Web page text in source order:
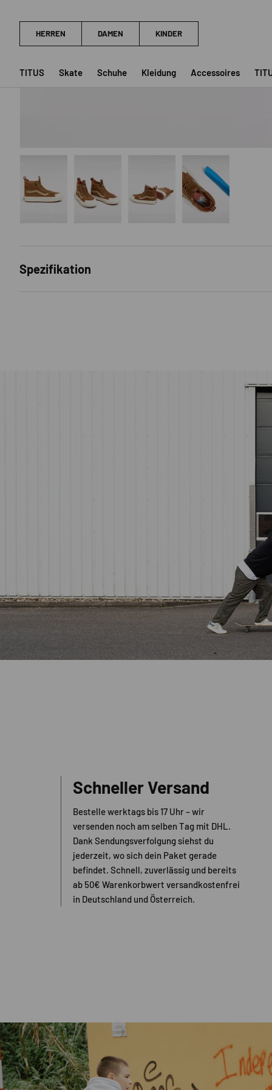
TITUS Skate Schuhe Kleidung Accessoires
Spezifikation
Schneller Versand
Bestelle werktags bis 17 Uhr – wir
versenden noch am selben Tag mit DHL.
Dank Sendungsverfolgung siehst du
jederzeit, wo sich dein Paket gerade
befindet. Schnell, zuverlässig und bereits
ab 50€ Warenkorbwert versandkostenfrei
in Deutschland und Österreich.